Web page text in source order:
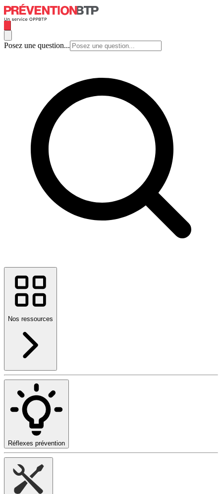
Posez une question...
Nos ressources
Réflexes prévention